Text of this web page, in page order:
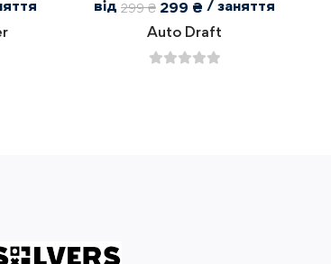
від 299₴ 299 ₴ / заняття
Auto Draft